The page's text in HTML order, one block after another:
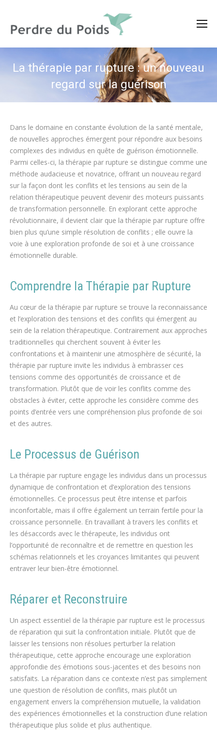
La thérapie par rupture : un nouveau
regard sur la guérison
Dans le domaine en constante évolution de la santé mentale,
de nouvelles approches émergent pour répondre aux besoins
complexes des individus en quête de guérison émotionnelle.
Parmi celles-ci, la thérapie par rupture se distingue comme une
méthode audacieuse et novatrice, offrant un nouveau regard
sur la façon dont les conflits et les tensions au sein de la
relation thérapeutique peuvent devenir des moteurs puissants
de transformation personnelle. En explorant cette approche
révolutionnaire, il devient clair que la thérapie par rupture offre
bien plus qu’une simple résolution de conflits ; elle ouvre la
voie à une exploration profonde de soi et à une croissance
émotionnelle durable.
Comprendre la Thérapie par Rupture
Au cœur de la thérapie par rupture se trouve la reconnaissance
et l’exploration des tensions et des conflits qui émergent au
sein de la relation thérapeutique. Contrairement aux approches
traditionnelles qui cherchent souvent à éviter les
confrontations et à maintenir une atmosphère de sécurité, la
thérapie par rupture invite les individus à embrasser ces
tensions comme des opportunités de croissance et de
transformation. Plutôt que de voir les conflits comme des
obstacles à éviter, cette approche les considère comme des
points d’entrée vers une compréhension plus profonde de soi
et des autres.
Le Processus de Guérison
La thérapie par rupture engage les individus dans un processus
dynamique de confrontation et d’exploration des tensions
émotionnelles. Ce processus peut être intense et parfois
inconfortable, mais il offre également un terrain fertile pour la
croissance personnelle. En travaillant à travers les conflits et
les désaccords avec le thérapeute, les individus ont
l’opportunité de reconnaître et de remettre en question les
schémas relationnels et les croyances limitantes qui peuvent
entraver leur bien-être émotionnel.
Réparer et Reconstruire
Un aspect essentiel de la thérapie par rupture est le processus
de réparation qui suit la confrontation initiale. Plutôt que de
laisser les tensions non résolues perturber la relation
thérapeutique, cette approche encourage une exploration
approfondie des émotions sous-jacentes et des besoins non
satisfaits. La réparation dans ce contexte n’est pas simplement
une question de résolution de conflits, mais plutôt un
engagement envers la compréhension mutuelle, la validation
des expériences émotionnelles et la construction d’une relation
thérapeutique plus solide et plus authentique.